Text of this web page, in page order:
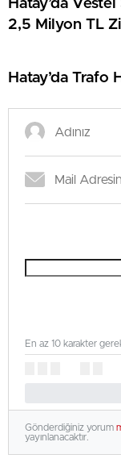
Hatay’da
2,5 Milyon TL
Hatay’da Trafo
En az 10 karakter
Gönderdiğiniz yorum
yayınlanacaktır.